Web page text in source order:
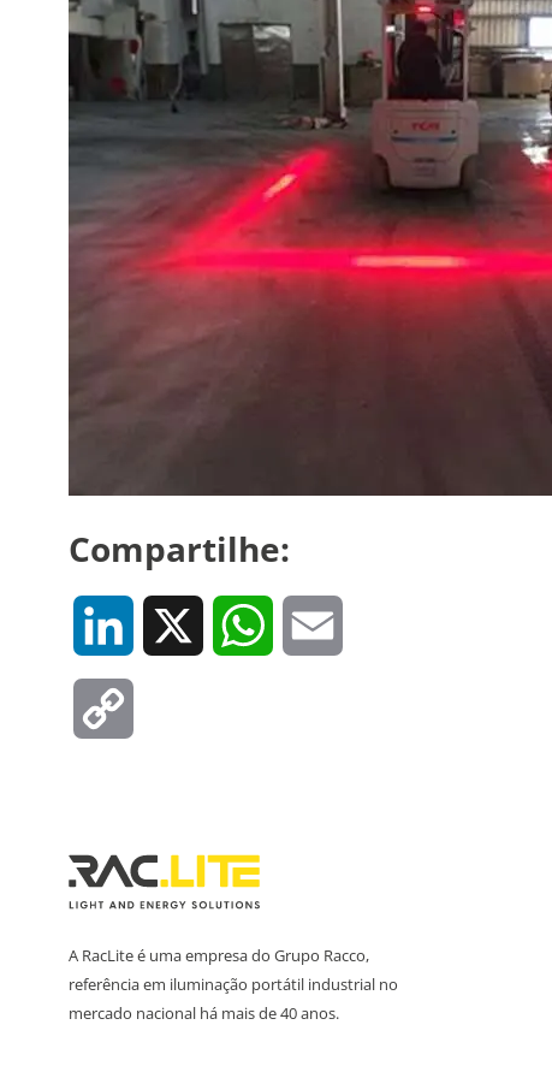
Compartilhe:
LinkedIn WhatsApp
A RacLite é uma empresa do Grupo Racco,
referência em iluminação portátil industrial no
mercado nacional há mais de 40 anos.